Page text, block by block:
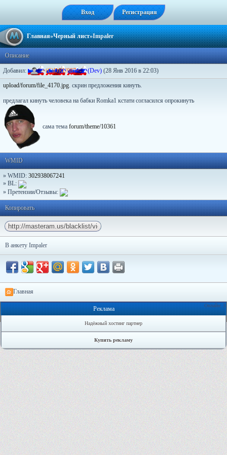
Вход Регистрация
Главная»Черный лист»Impaler
Описание
Добавил: -=(C)DRU987=- (Dev) (28 Янв 2016 в 22:03)
upload/forum/file_4170.jpg. скрин предложения кинуть.
предлагал кинуть человека на бабки Romka1 кстати согласился опрокинуть
сама тема forum/theme/10361
WMID
» WMID: 302938067241
» BL:
» Претензии/Отзывы:
Копировать
В анкету Impaler
Главная
Онлайн: 3
Реклама
Надёжный хостинг партнер
Купить рекламу